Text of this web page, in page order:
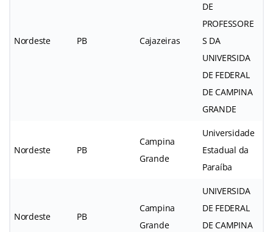
Nordeste PB Cajazeiras
DE
PROFESSORE
S DA
UNIVERSIDA
DE FEDERAL
DE CAMPINA
GRANDE
Nordeste PB
Campina
Grande
Universidade
Estadual da
Paraíba
Nordeste PB
Campina
Grande
UNIVERSIDA
DE FEDERAL
DE CAMPINA